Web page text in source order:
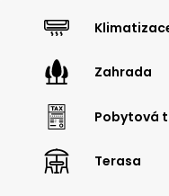
Zahrada
Pobytová
Terasa